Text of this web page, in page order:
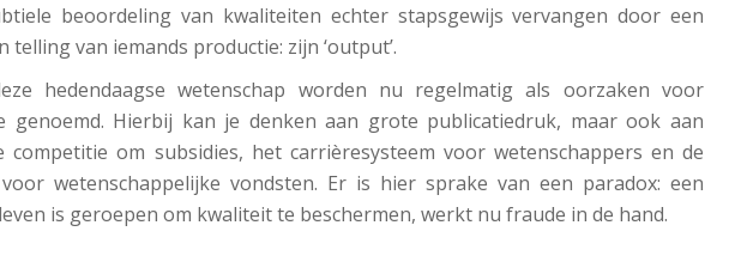
beoordeling van kwaliteiten echter stapsgewijs vervangen door een
van iemands productie: zijn ‘output’.
hedendaagse wetenschap worden nu regelmatig als oorzaken voor
genoemd. Hierbij kan je denken aan grote publicatiedruk, maar ook aan
competitie om subsidies, het carrièresysteem voor wetenschappers en de
wetenschappelijke vondsten. Er is hier sprake van een paradox: een
is geroepen om kwaliteit te beschermen, werkt nu fraude in de hand.